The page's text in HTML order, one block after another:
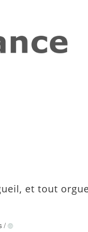
et tout
/